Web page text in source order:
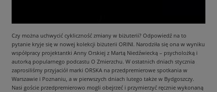
Czy można uchwycić cykliczność zmiany w biżuterii? Odpowiedź na to
pytanie kryje się w nowej kolekcji biżuterii ORINI. Narodziła się ona w wyniku
współpracy projektantki Anny Orskiej z Martą Niedźwiecką – psycholożką i
autorką popularnego podcastu O Zmierzchu. W ostatnich dniach stycznia
zaprosiliśmy przyjaciół marki ORSKA na przedpremierowe spotkania w
Warszawie i Poznaniu, a w pierwszych dniach lutego także w Bydgoszczy.
Nasi goście przedpremierowo mogli obejrzeć i przymierzyć ręcznie wykonaną